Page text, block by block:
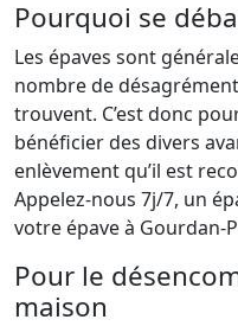
Pourquoi se
Les épaves sont
nombre de
trouvent. C’est donc
bénéficier des divers
enlèvement qu’il est
Appelez-nous 7j/7, un
votre épave à Gourdan-
Pour le
maison